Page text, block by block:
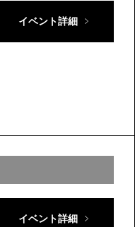
イベント詳細
イベント詳細